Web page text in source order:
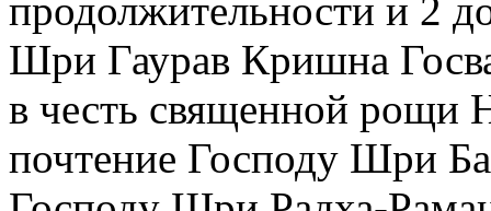
продолжительности и 2
Шри Гаурав Кришна
в честь священной рощи
почтение Господу Шри